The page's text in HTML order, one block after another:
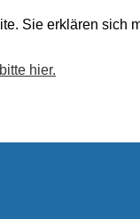
Sie erklären
hier.